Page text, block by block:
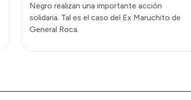
Negro realizan una importante acción
solidaria. Tal es el caso del Ex Maruchito de
General Roca.